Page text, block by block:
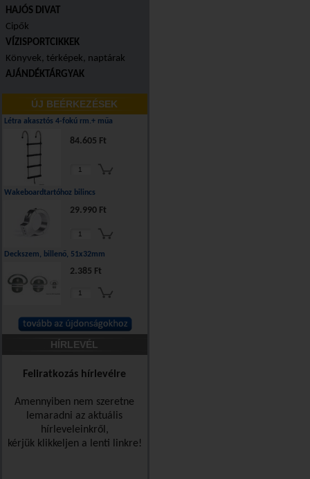
HAJÓS DIVAT
Cipők
VÍZISPORTCIKKEK
Könyvek, térképek, naptárak
AJÁNDÉKTÁRGYAK
ÚJ BEÉRKEZÉSEK
Létra akasztós 4-fokú rm.+ műa
84.605 Ft
Wakeboardtartóhoz bilincs
29.990 Ft
Deckszem, billenő, 51x32mm
2.385 Ft
HÍRLEVÉL
Feliratkozás hírlevélre
Amennyiben nem szeretne
lemaradni az aktuális
hírleveleinkről,
kérjük klikkeljen a lenti linkre!